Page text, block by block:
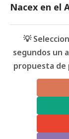
Nacex en el
💡
segundos un
propuesta de